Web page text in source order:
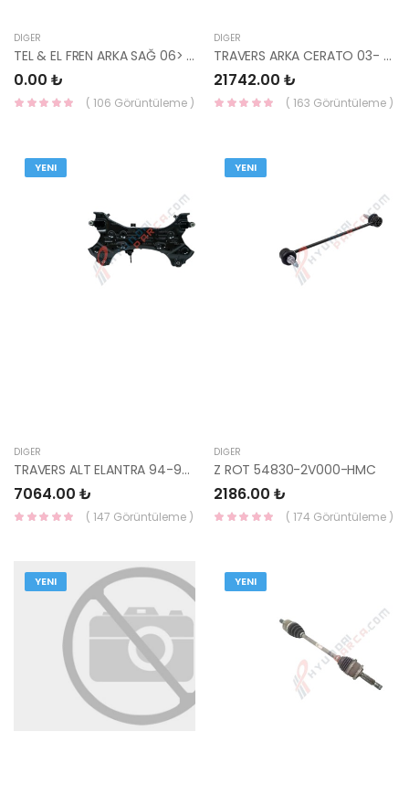
DIĞER
TEL & EL FREN ARKA SAĞ 06> ERA 59770-1G010-
0.00 ₺
( 106 Görüntüleme )
DIĞER
TRAVERS ARKA CERATO 03- 09 62410-2F000-HMC
21742.00 ₺
( 163 Görüntüleme )
YENI
DIĞER
TRAVERS ALT ELANTRA 94-95 21700-28060-HMC
7064.00 ₺
( 147 Görüntüleme )
YENI
DIĞER
Z ROT 54830-2V000-HMC
2186.00 ₺
( 174 Görüntüleme )
YENI YENI